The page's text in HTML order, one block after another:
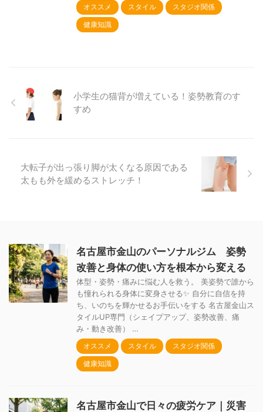
オススメ スタイル
スタジオ関係
健康知識
小学生の猫背が増えている！姿勢教育のす
すめ
大転子が出っ張り脚が太くなる原因である
太もも外を緩めるストレッチ！
名古屋市金山のパーソナルジム 姿勢
改善と身体の使い方を根本から変える
体型・姿勢・痛みに悩む人を救う。 美姿勢で誰から
も憧れられる身体に変身させる✨ 自分に自信を持
ち、いのちを輝かせるお手伝いをする 名古屋金山ス
タイルUP専門（シェイプアップ、姿勢改善、痛
み・動き改善） …
オススメ スタイル
スタジオ関係
健康知識
名古屋市金山で日々の疲労ケア｜災害